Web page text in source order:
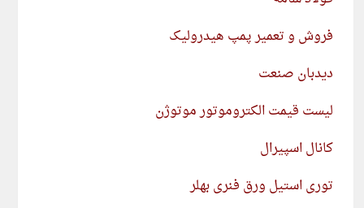
فروش و تعمیر پمپ هیدرولیک
دیدبان صنعت
لیست قیمت الکتروموتور موتوژن
کانال اسپیرال
توری استیل ورق فنری بهلر